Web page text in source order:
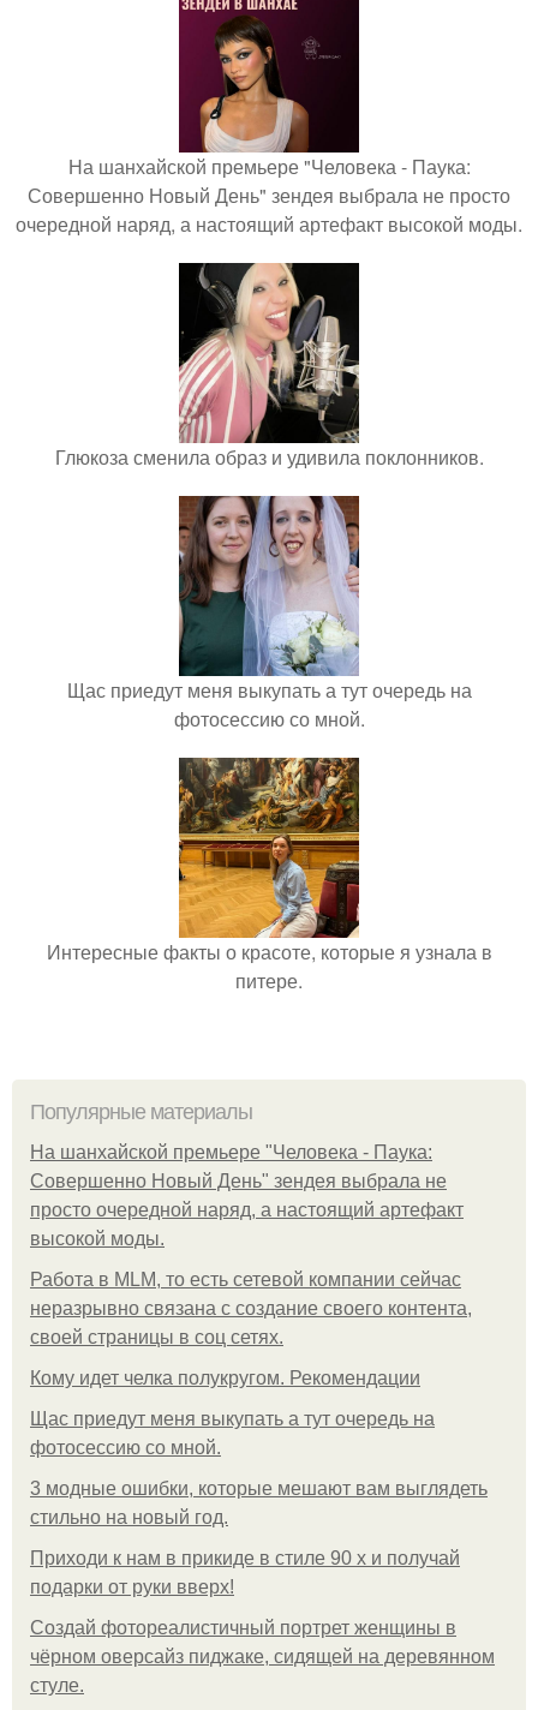
На шанхайской премьере "Человека - Паука:
Совершенно Новый День" зендея выбрала не просто
очередной наряд, а настоящий артефакт высокой моды.
Глюкоза сменила образ и удивила поклонников.
Щас приедут меня выкупать а тут очередь на
фотосессию со мной.
Интересные факты о красоте, которые я узнала в
питере.
Популярные материалы
На шанхайской премьере "Человека - Паука:
Совершенно Новый День" зендея выбрала не
просто очередной наряд, а настоящий артефакт
высокой моды.
Работа в MLM, то есть сетевой компании сейчас
неразрывно связана с создание своего контента,
своей страницы в соц сетях.
Кому идет челка полукругом. Рекомендации
Щас приедут меня выкупать а тут очередь на
фотосессию со мной.
3 модные ошибки, которые мешают вам выглядеть
стильно на новый год.
Приходи к нам в прикиде в стиле 90 х и получай
подарки от руки вверх!
Создай фотореалистичный портрет женщины в
чёрном оверсайз пиджаке, сидящей на деревянном
стуле.